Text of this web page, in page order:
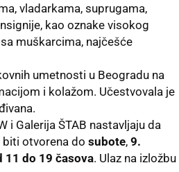
vladarkama, suprugama,
kao oznake visokog
muškarcima, najčešće
umetnosti u Beogradu na
i kolažom. Učestvovala je
i Galerija ŠTAB nastavljaju da
otvorena do subote, 9.
11 do 19 časova. Ulaz na izložbu